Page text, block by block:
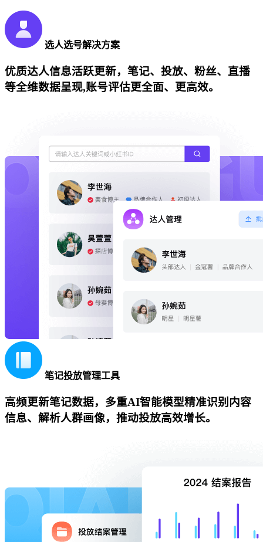
选人选号解决方案
优质达人信息活跃更新，笔记、投放、粉丝、直播
等全维数据呈现,账号评估更全面、更高效。
笔记投放管理工具
高频更新笔记数据，多重AI智能模型精准识别内容
信息、解析人群画像，推动投放高效增长。